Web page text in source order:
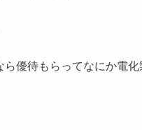
優待もらってなにか電化